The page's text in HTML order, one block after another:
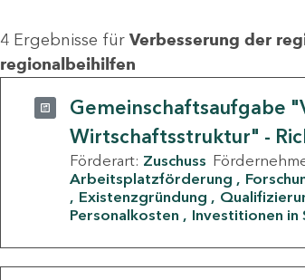
4 Ergebnisse für Verbesserung der
regionalbeihilfen
Gemeinschaftsaufgabe
Wirtschaftsstruktur" -
Förderart: Zuschuss
Arbeitsplatzförderung
Existenzgründung
Personalkosten
Investitionen in